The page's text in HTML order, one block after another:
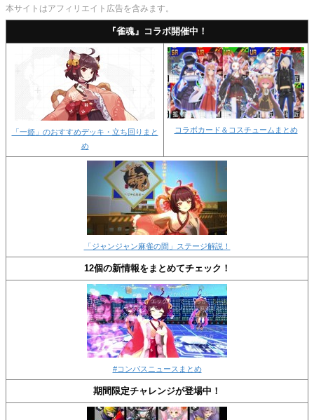
本サイトはアフィリエイト広告を含みます。
『雀魂』コラボ開催中！
「一姫」のおすすめデッキ・立ち回りまと
め
コラボカード＆コスチュームまとめ
「ジャンジャン麻雀の間」ステージ解説！
12個の新情報をまとめてチェック！
#コンパスニュースまとめ
期間限定チャレンジが登場中！